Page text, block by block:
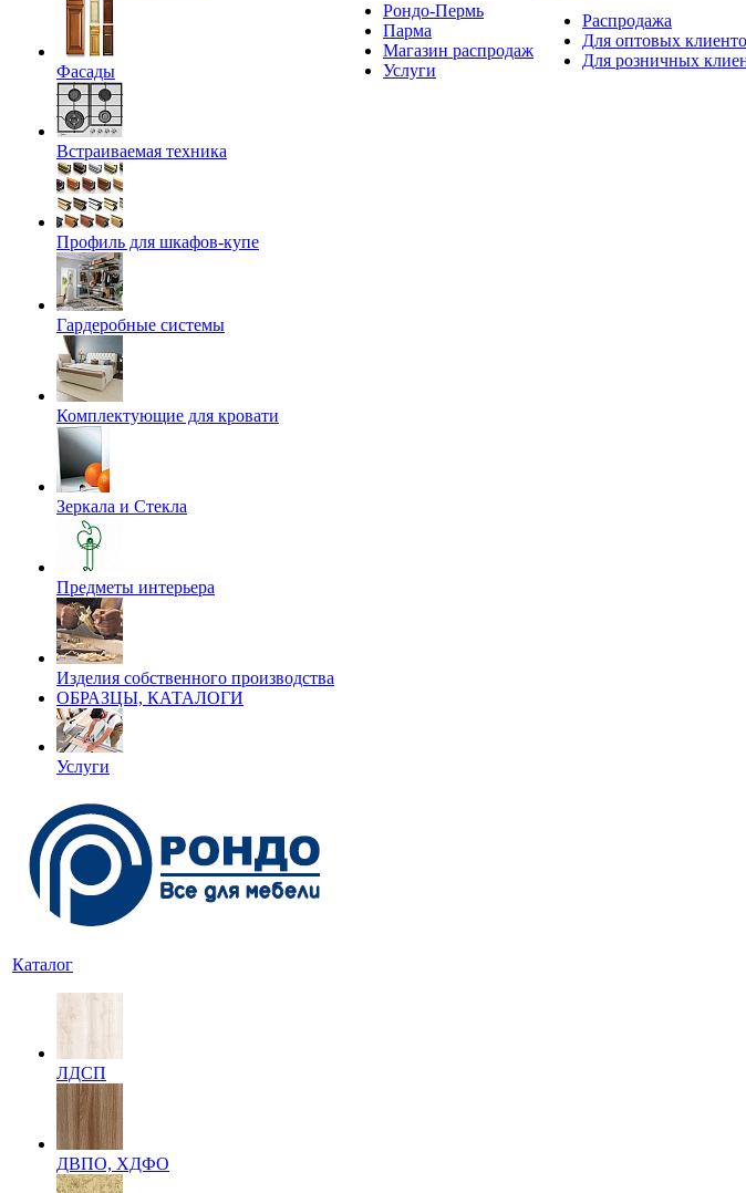
Фасады
Встраиваемая техника
Профиль для шкафов-купе
Гардеробные системы
Комплектующие для кровати
Зеркала и Стекла
Предметы интерьера
Изделия собственного производства
ОБРАЗЦЫ, КАТАЛОГИ
Услуги
Рондо-Пермь
Парма
Магазин распродаж
Услуги
Распродажа
Для оптовых
Для розничных
Каталог
ЛДСП
ДВПО, ХДФО